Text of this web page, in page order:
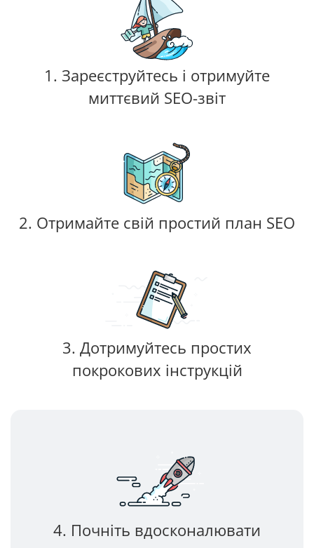
1. Зареєструйтесь і отримуйте
миттєвий SEO-звіт
2. Отримайте свій простий план SEO
3. Дотримуйтесь простих
покрокових інструкцій
4. Почніть вдосконалювати